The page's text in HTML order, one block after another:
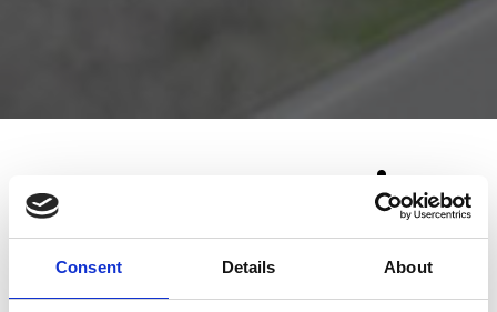
Consent Details About
Opname Kooien
Kelders Kooien levert 100% maatwerk opname
kooien. Omdat de opname kooien volledig naar